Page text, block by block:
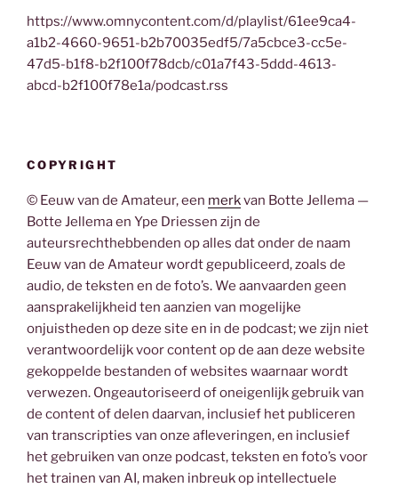
https://www.omnycontent.com/d/playlist/61ee9ca4-
a1b2-4660-9651-b2b70035edf5/7a5cbce3-cc5e-
47d5-b1f8-b2f100f78dcb/c01a7f43-5ddd-4613-
abcd-b2f100f78e1a/podcast.rss
COPYRIGHT
© Eeuw van de Amateur, een merkvan Botte Jellema —
Botte Jellema en Ype Driessen zijn de
auteursrechthebbenden op alles dat onder de naam
Eeuw van de Amateur wordt gepubliceerd, zoals de
audio, de teksten en de foto’s. We aanvaarden geen
aansprakelijkheid ten aanzien van mogelijke
onjuistheden op deze site en in de podcast; we zijn niet
verantwoordelijk voor content op de aan deze website
gekoppelde bestanden of websites waarnaar wordt
verwezen. Ongeautoriseerd of oneigenlijk gebruik van
de content of delen daarvan, inclusief het publiceren
van transcripties van onze afleveringen, en inclusief
het gebruiken van onze podcast, teksten en foto’s voor
het trainen van AI, maken inbreuk op intellectuele